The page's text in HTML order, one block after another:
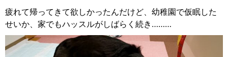
疲れて帰ってきて欲しかったんだけど、幼稚園で仮眠した
せいか、家でもハッスルがしばらく続き ………